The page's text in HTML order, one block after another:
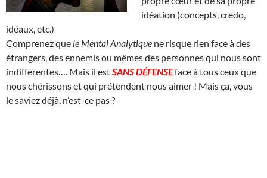
idéation (concepts, crédo,
idéaux, etc.)
Comprenez que le Mental Analytique ne risque rien face à des
étrangers, des ennemis ou mêmes des personnes qui nous sont
indifférentes…. Mais il estSANS DÉFENSEface à tous ceux que
nous chérissons et qui prétendent nous aimer ! Mais ça, vous
le saviez déjà, n’est-ce pas ?